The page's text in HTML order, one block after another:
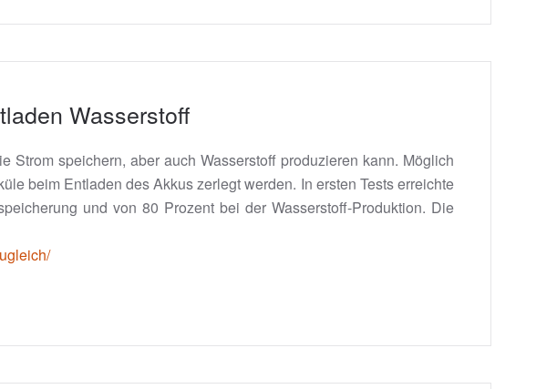
Wasserstoff
speichern, aber auch Wasserstoff produzieren kann. Möglich
beim Entladen des Akkus zerlegt werden. In ersten Tests erreichte
und von 80 Prozent bei der Wasserstoff-Produktion. Die